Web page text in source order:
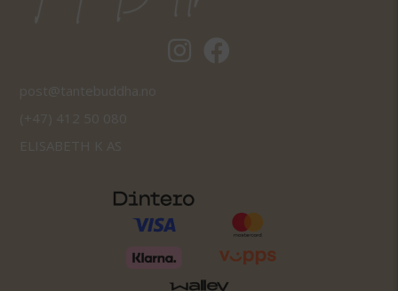
Tantebuddha.no instagram
Tantebuddha.no facebook
post@tantebuddha.no
(+47) 412 50 080
ELISABETH K AS